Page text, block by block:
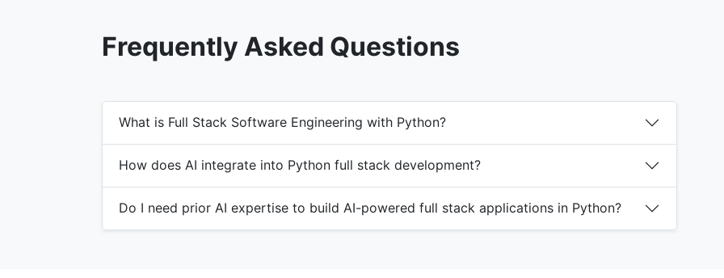
Frequently Asked Questions
What is Full Stack Software Engineering with Python?
How does AI integrate into Python full stack development?
Do I need prior AI expertise to build AI-powered full stack applications in Python?